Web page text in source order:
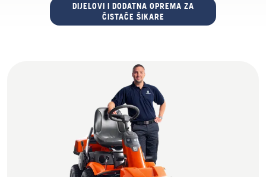
DIJELOVI I DODATNA OPREMA ZA
ČISTAČE ŠIKARE